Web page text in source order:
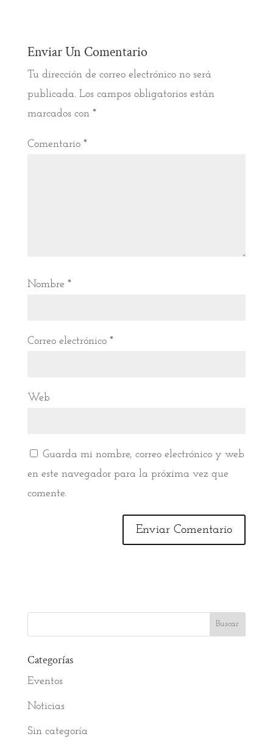
Enviar Un Comentario
Tu dirección de correo electrónico no será
publicada. Los campos obligatorios están
marcados con *
Comentario *
Nombre *
Correo electrónico *
Web
Guarda mi nombre, correo electrónico y web
en este navegador para la próxima vez que
comente.
Categorías
Eventos
Noticias
Sin categoría